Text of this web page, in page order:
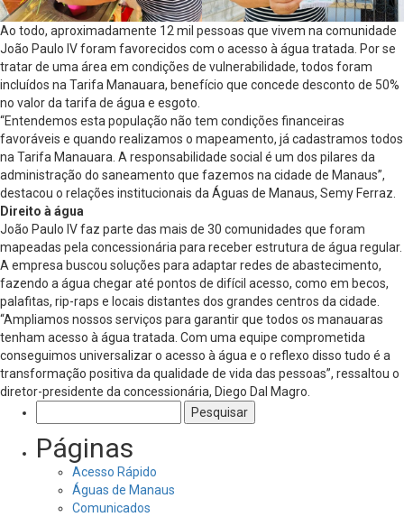
Ao todo, aproximadamente 12 mil pessoas que vivem na comunidade
João Paulo IV foram favorecidos com o acesso à água tratada. Por se
tratar de uma área em condições de vulnerabilidade, todos foram
incluídos na Tarifa Manauara, benefício que concede desconto de 50%
no valor da tarifa de água e esgoto.
“Entendemos esta população não tem condições financeiras
favoráveis e quando realizamos o mapeamento, já cadastramos todos
na Tarifa Manauara. A responsabilidade social é um dos pilares da
administração do saneamento que fazemos na cidade de Manaus”,
destacou o relações institucionais da Águas de Manaus, Semy Ferraz.
Direito à água
João Paulo IV faz parte das mais de 30 comunidades que foram
mapeadas pela concessionária para receber estrutura de água regular.
A empresa buscou soluções para adaptar redes de abastecimento,
fazendo a água chegar até pontos de difícil acesso, como em becos,
palafitas, rip-raps e locais distantes dos grandes centros da cidade.
“Ampliamos nossos serviços para garantir que todos os manauaras
tenham acesso à água tratada. Com uma equipe comprometida
conseguimos universalizar o acesso à água e o reflexo disso tudo é a
transformação positiva da qualidade de vida das pessoas”, ressaltou o
diretor-presidente da concessionária, Diego Dal Magro.
por:
Páginas
Acesso Rápido
Águas de Manaus
Comunicados